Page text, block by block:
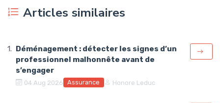
Articles similaires
Déménagement : détecter les signes d’un
professionnel malhonnête avant de
s’engager
04 Aug 2026 Assurance Honore Leduc